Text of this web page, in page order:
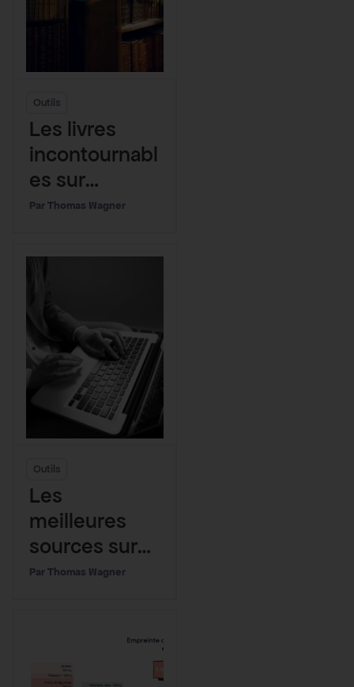
Outils
Les livres
incontournabl
es sur
l’Environnem
Climat
Thomas Wagner
Outils
Les
meilleures
sources sur
l’Environnem
confondus !
Thomas Wagner